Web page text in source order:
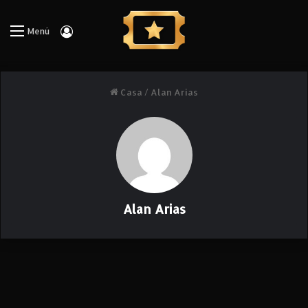
Menú Iniciar Sesión
Casa / Alan Arias
Alan Arias